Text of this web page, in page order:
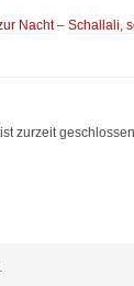
Nacht– Schallali,
zurzeit